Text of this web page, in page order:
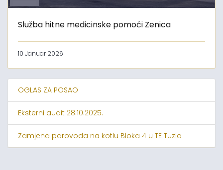
Služba hitne medicinske pomoći Zenica
10 Januar 2026
OGLAS ZA POSAO
Eksterni audit 28.10.2025.
Zamjena parovoda na kotlu Bloka 4 u TE Tuzla